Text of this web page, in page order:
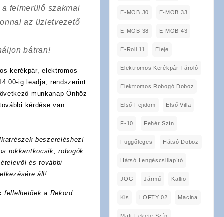
felmerülő szakmai
az üzletvezető
bátran!
kerékpár, elektromos
ig leadja, rendszerint
munkanap Önhöz
kérdése van
beszereléshez!
rokkantkocsik, robogók
és további
áll!
fellelhetőek a Rekord
E-MOB 30 E-MOB 33
E-MOB 38 E-MOB 43
E-Roll 11 Eleje
Elektromos Kerékpár Tároló
Elektromos Robogó Doboz
Első Fejidom Első Villa
F-10 Fehér Szín
Függőleges Hátsó Doboz
Hátsó Lengéscsillapító
JOG Jármű Kallio
Kis LOFTY 02 Macina
Matt Fekete Szín